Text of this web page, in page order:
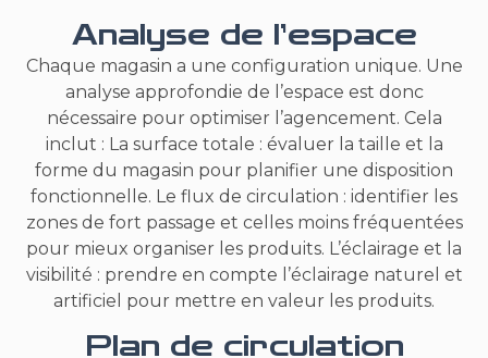
Analyse de l’espace
Chaque magasin a une configuration unique. Une
analyse approfondie de l’espace est donc
nécessaire pour optimiser l’agencement. Cela
inclut : La surface totale : évaluer la taille et la
forme du magasin pour planifier une disposition
fonctionnelle. Le flux de circulation : identifier les
zones de fort passage et celles moins fréquentées
pour mieux organiser les produits. L’éclairage et la
visibilité : prendre en compte l’éclairage naturel et
artificiel pour mettre en valeur les produits.
Plan de circulation